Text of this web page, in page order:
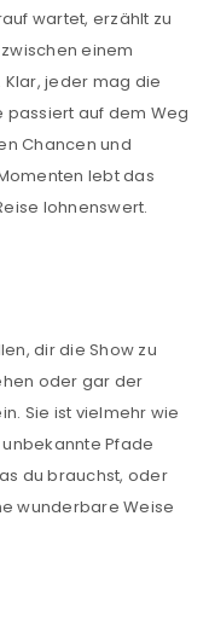
wartet, erzählt zu
einem
jeder mag die
passiert auf dem Weg
Chancen und
lebt das
lohnenswert.
dir die Show zu
oder gar der
Sie ist vielmehr wie
Pfade
du brauchst, oder
wunderbare Weise